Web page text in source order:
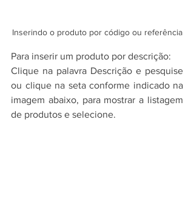
Inserindo o produto por código ou referência
Para inserir um produto por descrição:
Clique na palavra Descrição e pesquise
ou clique na seta conforme indicado na
imagem abaixo, para mostrar a listagem
de produtos e selecione.